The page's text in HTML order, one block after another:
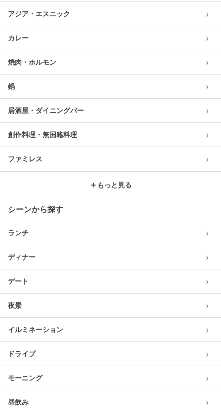
アジア・エスニック ›
カレー ›
焼肉・ホルモン ›
鍋 ›
居酒屋・ダイニングバー ›
創作料理・無国籍料理 ›
ファミレス ›
＋ もっと見る
シーンから探す
ランチ ›
ディナー ›
デート ›
夜景 ›
イルミネーション ›
ドライブ ›
モーニング ›
昼飲み ›